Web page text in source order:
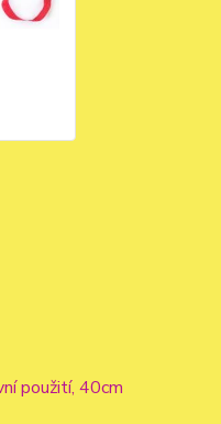
použití, 40cm